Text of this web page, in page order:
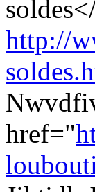
http://
href="